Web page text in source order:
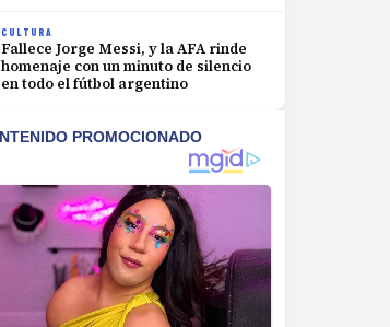
CULTURA
Fallece Jorge Messi, y la AFA rinde
homenaje con un minuto de silencio
en todo el fútbol argentino